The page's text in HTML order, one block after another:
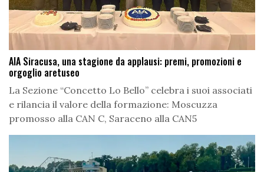
AIA Siracusa, una stagione da applausi: premi, promozioni e
orgoglio aretuseo
La Sezione “Concetto Lo Bello” celebra i suoi associati
e rilancia il valore della formazione: Moscuzza
promosso alla CAN C, Saraceno alla CAN5